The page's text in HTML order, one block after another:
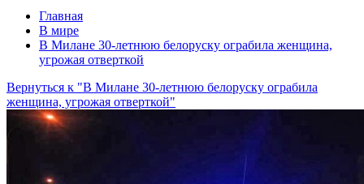
Главная
В мире
В Милане 30-летнюю белоруску ограбила женщина,
угрожая отверткой
Вернуться к "В Милане 30-летнюю белоруску ограбила
женщина, угрожая отверткой"